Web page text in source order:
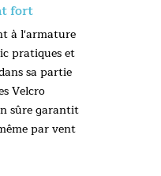
fort
à l'armature
pratiques et
sa partie
Velcro
sûre garantit
par vent